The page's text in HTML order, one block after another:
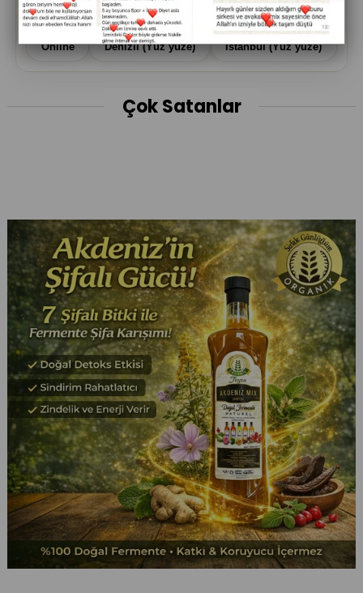
Görüşme tipi
Online Denizli (Yüz yüze) İstanbul (Yüz yüze)
Çok Satanlar